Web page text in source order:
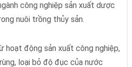
công nghiệp sản xuất dược
nuôi trồng thủy sản.
hoạt động sản xuất công nghiệp,
loại bỏ độ đục của nước